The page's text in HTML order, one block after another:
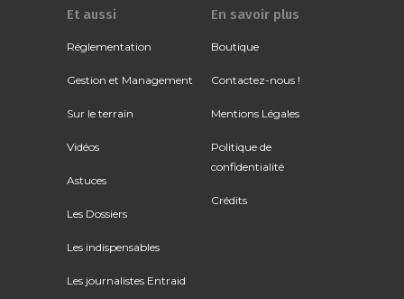
Et aussi
Réglementation
Gestion et Management
Sur le terrain
Vidéos
Astuces
Les Dossiers
Les indispensables
Les journalistes Entraid
En savoir plus
Boutique
Contactez-nous !
Mentions Légales
Politique de
confidentialité
Crédits